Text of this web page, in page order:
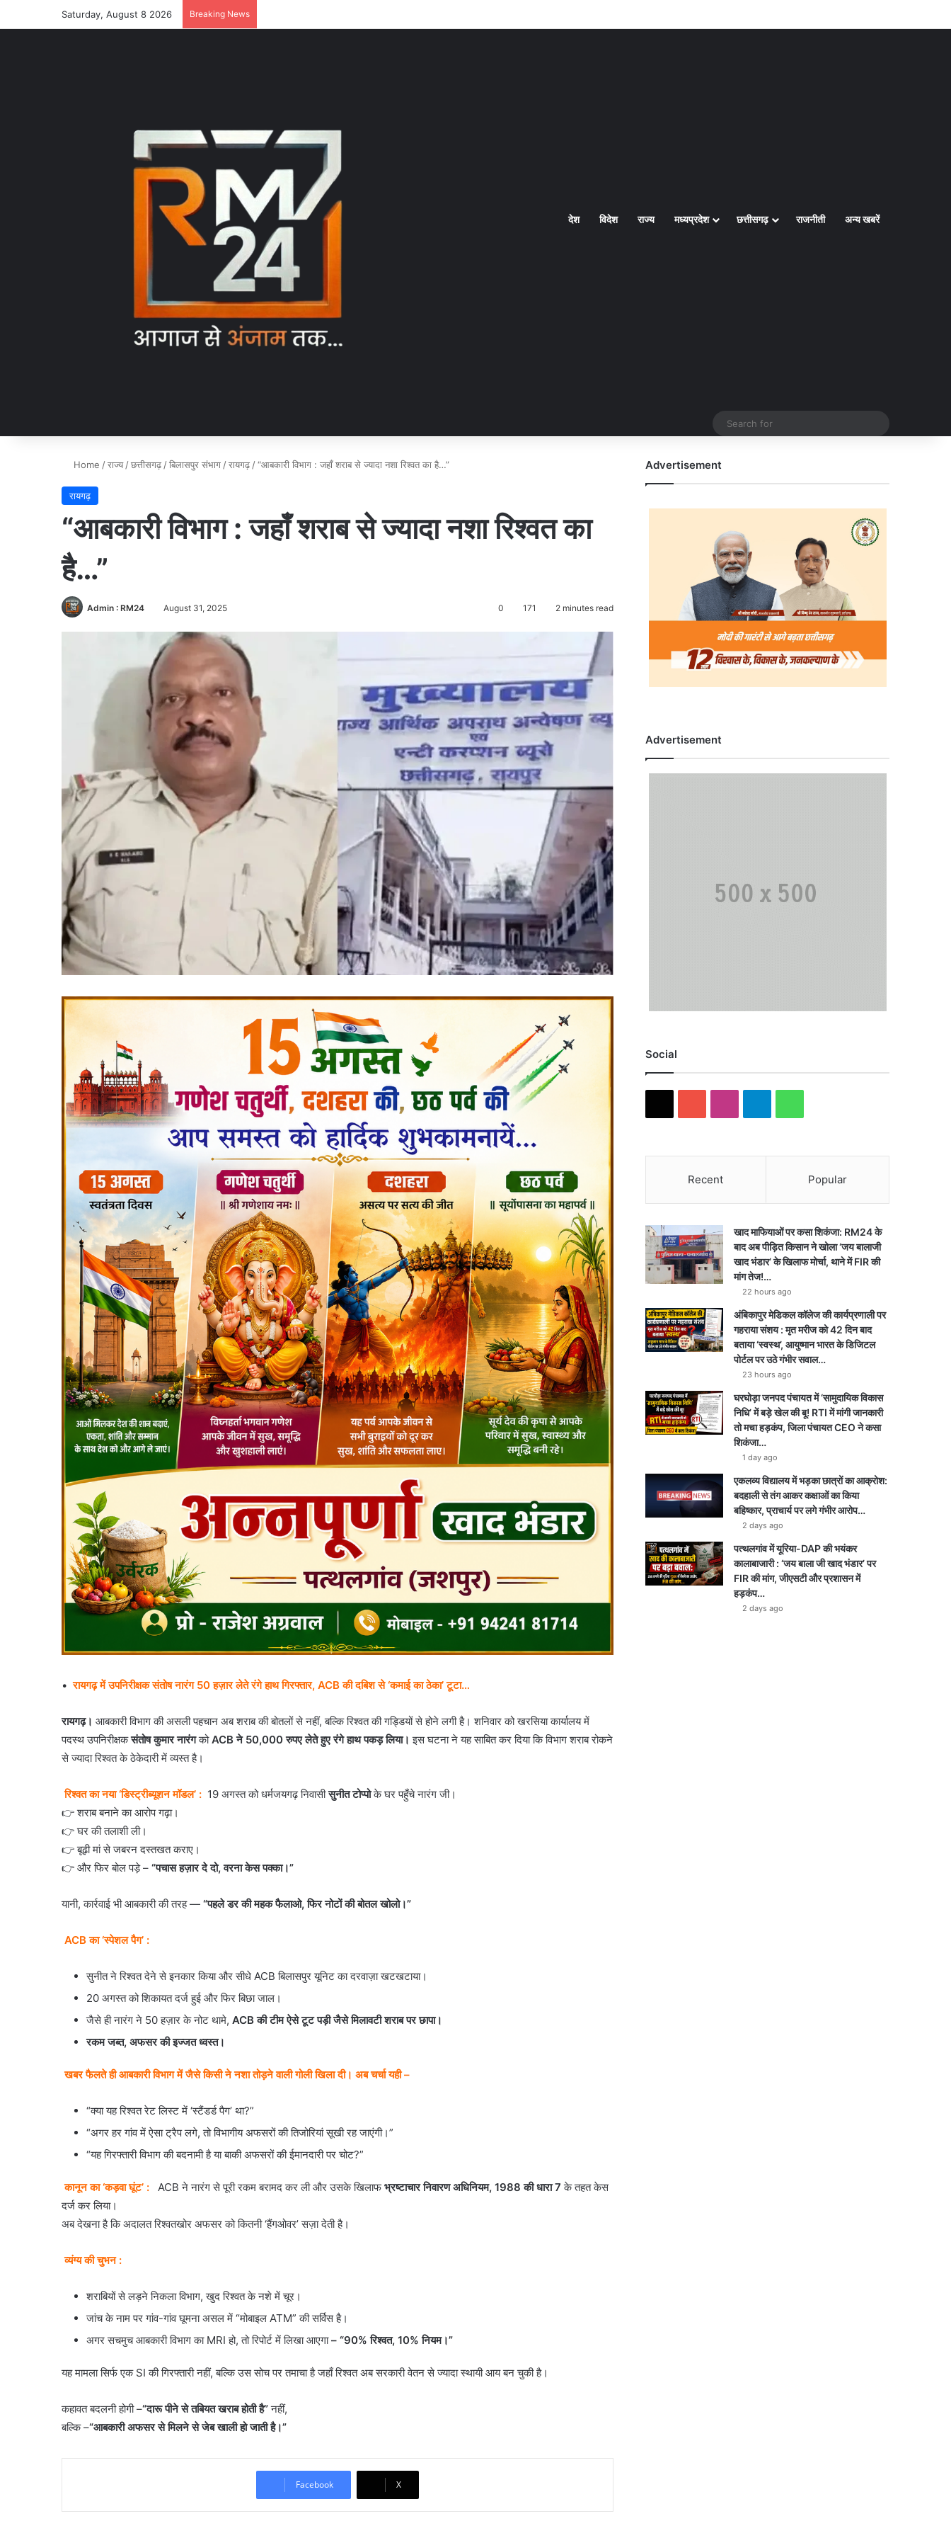
Saturday, August 8 2026 Breaking News
Homeदेश विदेश राज्य मध्यप्रदेश छत्तीसगढ़ राजनीती अन्य खबरें
Home /राज्य /छत्तीसगढ़ /बिलासपुर संभाग /रायगढ़ /“आबकारी विभाग : जहाँ शराब से ज्यादा नशा रिश्वत का है…”
रायगढ़
“आबकारी विभाग : जहाँ शराब से ज्यादा नशा रिश्वत का
है…”
Admin : RM24 August 31, 2025 0 171 2 minutes read
• रायगढ़ में उपनिरीक्षक संतोष नारंग 50 हज़ार लेते रंगे हाथ गिरफ्तार, ACB की दबिश से ‘कमाई का ठेका’ टूटा…
रायगढ़। आबकारी विभाग की असली पहचान अब शराब की बोतलों से नहीं, बल्कि रिश्वत की गड्डियों से होने लगी है। शनिवार को खरसिया कार्यालय में
पदस्थ उपनिरीक्षकसंतोष कुमार नारंगकोACB ने 50,000 रुपए लेते हुए रंगे हाथ पकड़ लिया। इस घटना ने यह साबित कर दिया कि विभाग शराब रोकने
से ज्यादा रिश्वत के ठेकेदारी में व्यस्त है।
रिश्वत का नया ‘डिस्ट्रीब्यूशन मॉडल’ : 19 अगस्त को धर्मजयगढ़ निवासीसुनीत टोप्पोके घर पहुँचे नारंग जी।
👉 शराब बनाने का आरोप गढ़ा।
👉 घर की तलाशी ली।
👉 बूढ़ी मां से जबरन दस्तखत कराए।
👉 और फिर बोल पड़े – “पचास हज़ार दे दो, वरना केस पक्का।”
यानी, कार्रवाई भी आबकारी की तरह — “पहले डर की महक फैलाओ, फिर नोटों की बोतल खोलो।”
ACB का ‘स्पेशल पैग’ :
सुनीत ने रिश्वत देने से इनकार किया और सीधे ACB बिलासपुर यूनिट का दरवाज़ा खटखटाया।
20 अगस्त को शिकायत दर्ज हुई और फिर बिछा जाल।
जैसे ही नारंग ने 50 हज़ार के नोट थामे, ACB की टीम ऐसे टूट पड़ी जैसे मिलावटी शराब पर छापा।
रकम जब्त, अफसर की इज्जत ध्वस्त।
खबर फैलते ही आबकारी विभाग में जैसे किसी ने नशा तोड़ने वाली गोली खिला दी। अब चर्चा यही –
“क्या यह रिश्वत रेट लिस्ट में ‘स्टैंडर्ड पैग’ था?”
“अगर हर गांव में ऐसा ट्रैप लगे, तो विभागीय अफसरों की तिजोरियां सूखी रह जाएंगी।”
“यह गिरफ्तारी विभाग की बदनामी है या बाकी अफसरों की ईमानदारी पर चोट?”
कानून का ‘कड़वा घूंट’ : ACB ने नारंग से पूरी रकम बरामद कर ली और उसके खिलाफभ्रष्टाचार निवारण अधिनियम, 1988 की धारा 7 के तहत केस
दर्ज कर लिया।
अब देखना है कि अदालत रिश्वतखोर अफसर को कितनी ‘हैंगओवर’ सज़ा देती है।
व्यंग्य की चुभन :
शराबियों से लड़ने निकला विभाग, खुद रिश्वत के नशे में चूर।
जांच के नाम पर गांव-गांव घूमना असल में “मोबाइल ATM” की सर्विस है।
अगर सचमुच आबकारी विभाग का MRI हो, तो रिपोर्ट में लिखा आएगा– “90% रिश्वत, 10% नियम।”
यह मामला सिर्फ एक SI की गिरफ्तारी नहीं, बल्कि उस सोच पर तमाचा है जहाँ रिश्वत अब सरकारी वेतन से ज्यादा स्थायी आय बन चुकी है।
कहावत बदलनी होगी –“दारू पीने से तबियत खराब होती है”नहीं,
बल्कि –“आबकारी अफसर से मिलने से जेब खाली हो जाती है।”
Facebook X
Advertisement
Advertisement
Social
Recent Popular
खाद माफियाओं पर कसा शिकंजा: RM24 के
बाद अब पीड़ित किसान ने खोला ‘जय बालाजी
खाद भंडार’ के खिलाफ मोर्चा, थाने में FIR की
मांग तेज!…
22 hours ago
अंबिकापुर मेडिकल कॉलेज की कार्यप्रणाली पर
गहराया संशय : मृत मरीज को 42 दिन बाद
बताया ‘स्वस्थ’, आयुष्मान भारत के डिजिटल
पोर्टल पर उठे गंभीर सवाल…
23 hours ago
घरघोड़ा जनपद पंचायत में ‘सामुदायिक विकास
निधि’ में बड़े खेल की बू! RTI में मांगी जानकारी
तो मचा हड़कंप, जिला पंचायत CEO ने कसा
शिकंजा…
1 day ago
एकलव्य विद्यालय में भड़का छात्रों का आक्रोश:
बदहाली से तंग आकर कक्षाओं का किया
बहिष्कार, प्राचार्य पर लगे गंभीर आरोप…
2 days ago
पत्थलगांव में यूरिया-DAP की भयंकर
कालाबाजारी : ‘जय बाला जी खाद भंडार’ पर
FIR की मांग, जीएसटी और प्रशासन में
हड़कंप…
2 days ago